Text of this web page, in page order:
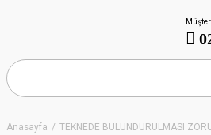
Anasayfa TEKNEDE BULUNDURULMASI